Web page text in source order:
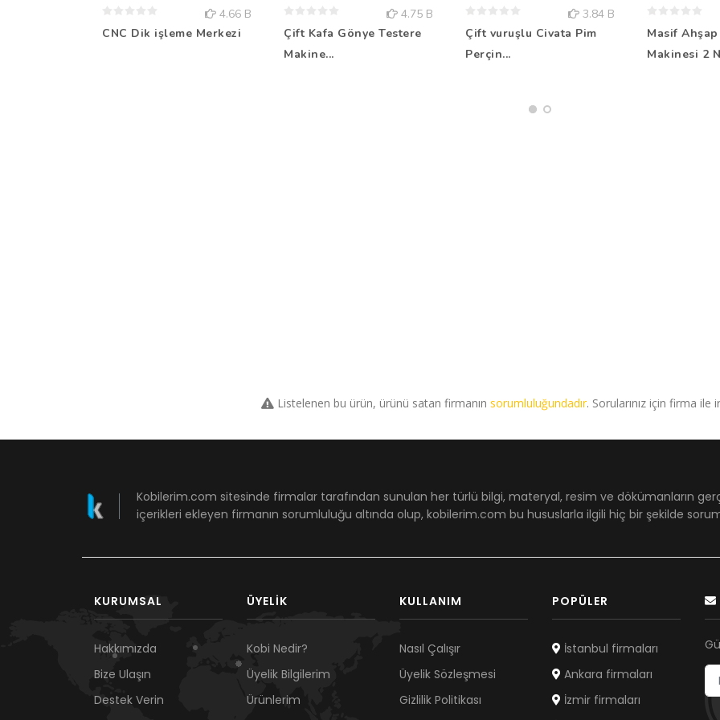
4.66 B
CNC Dik işleme Merkezi
4.75 B
Çift Kafa Gönye Testere
Makine...
3.84 B
Çift vuruşlu Civata Pim
Perçin...
Masif
Makinesi 2
Listelenen bu ürün, ürünü satan firmanın sorumluluğundadır. Sorularınız için firma ile
Kobilerim.com sitesinde firmalar tarafından sunulan her türlü bilgi, materyal, resim ve dökümanların
içerikleri ekleyen firmanın sorumluluğu altında olup, kobilerim.com bu hususlarla ilgili hiç bir şekilde
KURUMSAL
Hakkımızda
Bize Ulaşın
Destek Verin
ÜYELIK
Kobi Nedir?
Üyelik Bilgilerim
Ürünlerim
KULLANIM
Nasıl Çalışır
Üyelik Sözleşmesi
Gizlilik Politikası
POPÜLER
İstanbul firmaları
Ankara firmaları
İzmir firmaları